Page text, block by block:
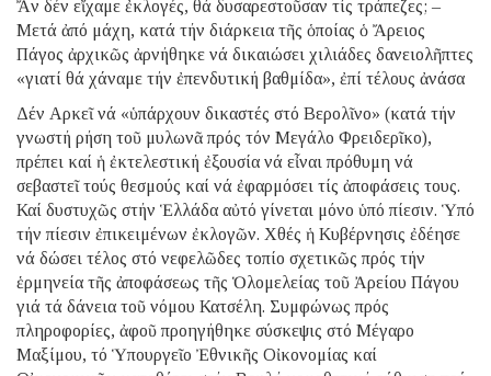
Ἄν δέν εἴχαμε ἐκλογές, θά δυσαρεστοῦσαν τίς τράπεζες; –
Μετά ἀπό μάχη, κατά τήν διάρκεια τῆς ὁποίας ὁ Ἄρειος
Πάγος ἀρχικῶς ἀρνήθηκε νά δικαιώσει χιλιάδες δανειολῆπτες
«γιατί θά χάναμε τήν ἐπενδυτική βαθμίδα», ἐπί τέλους ἀνάσα
Δέν Αρκεῖ νά «ὑπάρχουν δικαστές στό Βερολῖνο» (κατά τήν
γνωστή ρήση τοῦ μυλωνᾶ πρός τόν Μεγάλο Φρειδερῖκο),
πρέπει καί ἡ ἐκτελεστική ἐξουσία νά εἶναι πρόθυμη νά
σεβαστεῖ τούς θεσμούς καί νά ἐφαρμόσει τίς ἀποφάσεις τους.
Καί δυστυχῶς στήν Ἑλλάδα αὐτό γίνεται μόνο ὑπό πίεσιν. Ὑπό
τήν πίεσιν ἐπικειμένων ἐκλογῶν. Χθές ἡ Κυβέρνησις ἐδέησε
νά δώσει τέλος στό νεφελῶδες τοπίο σχετικῶς πρός τήν
ἑρμηνεία τῆς ἀποφάσεως τῆς Ὁλομελείας τοῦ Ἀρείου Πάγου
γιά τά δάνεια τοῦ νόμου Κατσέλη. Συμφώνως πρός
πληροφορίες, ἀφοῦ προηγήθηκε σύσκεψις στό Μέγαρο
Μαξίμου, τό Ὑπουργεῖο Ἐθνικῆς Οἰκονομίας καί